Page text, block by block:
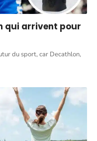
qui arrivent pour
du sport, car Decathlon,